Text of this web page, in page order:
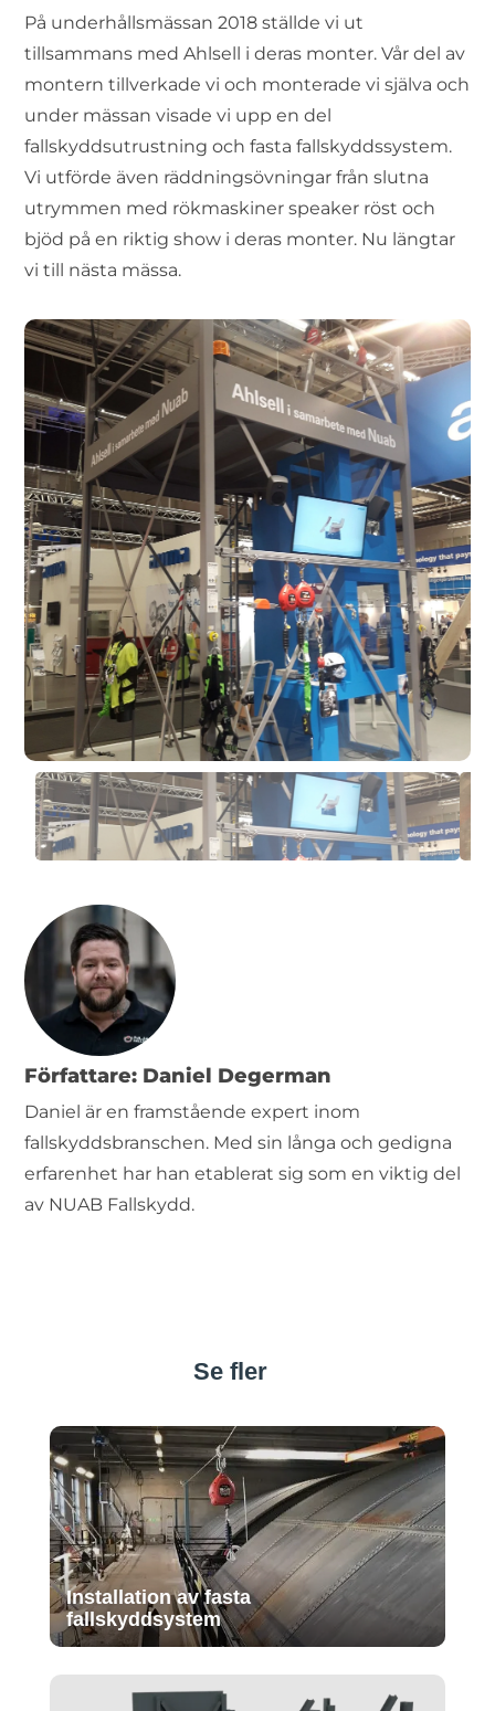
På underhållsmässan 2018 ställde vi ut
tillsammans med Ahlsell i deras monter. Vår del av
montern tillverkade vi och monterade vi själva och
under mässan visade vi upp en del
fallskyddsutrustning och fasta fallskyddssystem.
Vi utförde även räddningsövningar från slutna
utrymmen med rökmaskiner speaker röst och
bjöd på en riktig show i deras monter. Nu längtar
vi till nästa mässa.
Författare: Daniel Degerman
Daniel är en framstående expert inom
fallskyddsbranschen. Med sin långa och gedigna
erfarenhet har han etablerat sig som en viktig del
av NUAB Fallskydd.
Se fler
Installation av fasta
fallskyddsystem